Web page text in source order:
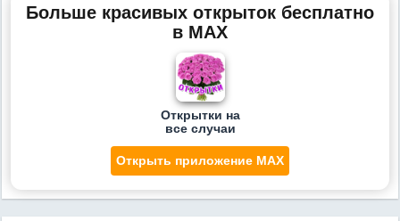
Больше красивых открыток бесплатно
в MAX
Открытки на
все случаи
Открыть приложение MAX